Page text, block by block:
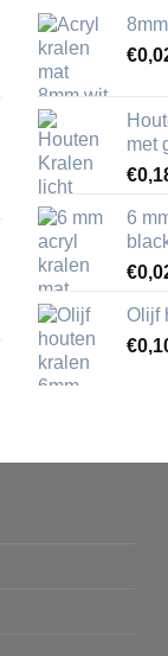
€
met
€
6
€
Olijf
€